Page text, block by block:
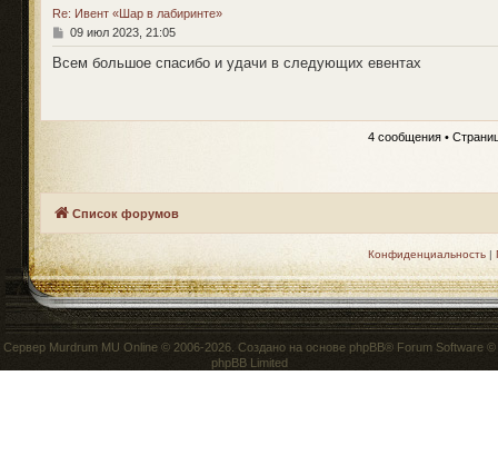
Re: Ивент «Шар в лабиринте»
С
о
о
н
09 июл 2023, 21:05
Всем большое спасибо и удачи в следующих евентах
4 сообщения •
Список форумов
Конфиденциальность|
Сервер Murdrum MU Online© 2006-2026. Создано на основе phpBB® Forum Software ©
phpBB Limited